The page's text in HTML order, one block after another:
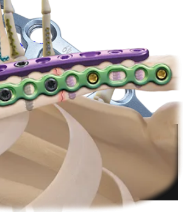
inferiores
ayudarlo?
oportunidades educativas
hay de nuevo en Arthrex?